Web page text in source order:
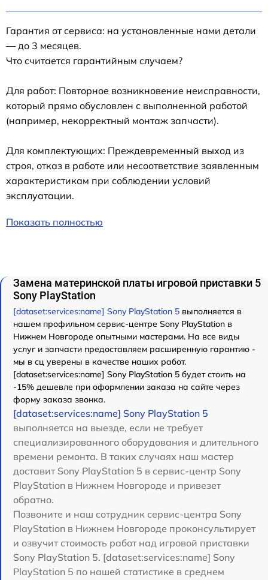
Гарантия от сервиса: на установленные нами детали
— до 3 месяцев.
Что считается гарантийным случаем?
Для работ: Повторное возникновение неисправности,
который прямо обусловлен с выполненной работой
(например, некорректный монтаж запчасти).
Для комплектующих: Преждевременный выход из
строя, отказ в работе или несоответствие заявленным
характеристикам при соблюдении условий
эксплуатации.
Показать полностью
Замена материнской платы игровой приставки 5
Sony PlayStation
[dataset:services:name] Sony PlayStation 5 выполняется в
нашем профильном сервис-центре Sony PlayStation в
Нижнем Новгороде опытными мастерами. На все виды
услуг и запчасти предоставляем расширенную гарантию -
мы в сц уверены в качестве наших работ.
[dataset:services:name] Sony PlayStation 5 будет стоить на
-15% дешевле при оформлении заказа на сайте через
форму заказа звонка.
[dataset:services:name] Sony PlayStation 5
выполняется на выезде, если не требует
специализированного оборудования и длительного
времени ремонта. В таких случаях наш мастер
доставит Sony PlayStation 5 в сервис-центр Sony
PlayStation в Нижнем Новгороде и привезет
обратно.
Позвоните и наш сотрудник сервис-центра Sony
PlayStation в Нижнем Новгороде проконсультирует
и озвучит стоимость работ над игровой приставки
Sony PlayStation 5. [dataset:services:name] Sony
PlayStation 5 по нашей статистике в среднем